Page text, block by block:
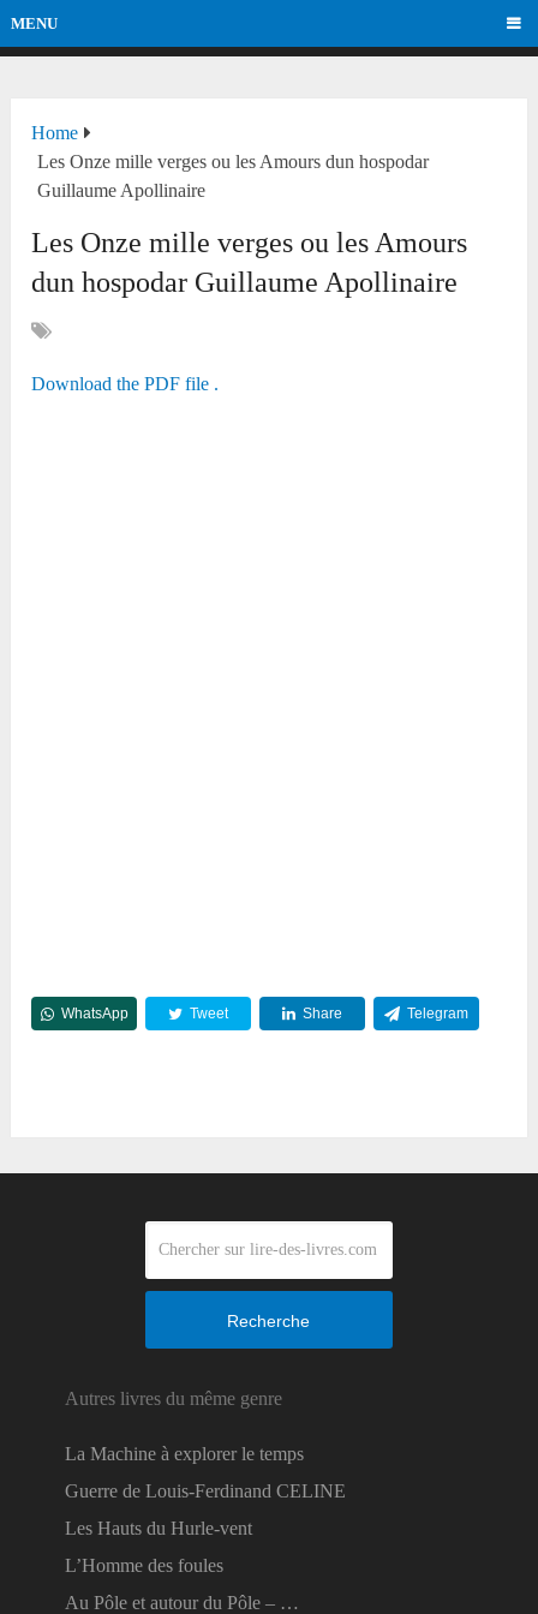
MENU
Home
Les Onze mille verges ou les Amours dun hospodar
Guillaume Apollinaire
Les Onze mille verges ou les Amours
dun hospodar Guillaume Apollinaire
Download the PDF file .
WhatsApp Tweet Share Telegram
Recherche
Autres livres du même genre
La Machine à explorer le temps
Guerre de Louis-Ferdinand CELINE
Les Hauts du Hurle-vent
L’Homme des foules
Au Pôle et autour du Pôle – …